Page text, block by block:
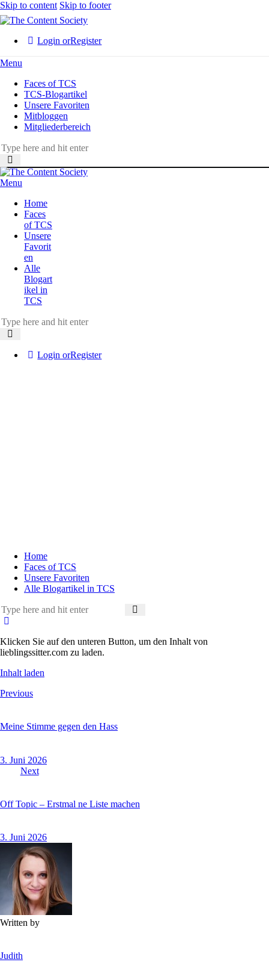
Skip to content Skip to footer
Login orRegister
Menu
Faces of TCS
TCS-Blogartikel
Unsere Favoriten
Mitbloggen
Mitgliederbereich
Menu
Home
Faces
of TCS
Unsere
Favorit
en
Alle
Blogart
ikel in
TCS
Login orRegister
Home
Faces of TCS
Unsere Favoriten
Alle Blogartikel in TCS
Klicken Sie auf den unteren Button, um den Inhalt von
lieblingssitter.com zu laden.
Inhalt laden
Beitragsnavigation
Previous
Meine Stimme gegen den Hass
3. Juni 2026
Next
Off Topic – Erstmal ne Liste machen
3. Juni 2026
Written by
Judith